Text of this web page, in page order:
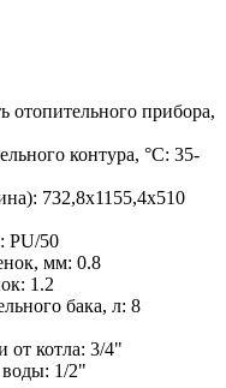
отопительного прибора,
контура, °C: 35-
732,8x1155,4x510
PU/50
мм: 0.8
1.2
бака, л: 8
котла: 3/4"
1/2"